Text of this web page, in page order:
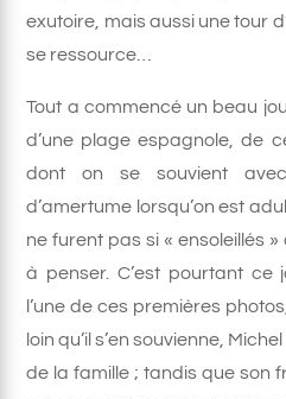
exutoire, mais aussi une tour
se ressource…
Tout a commencé un beau
d’une plage espagnole, de
dont on se souvient
d’amertume lorsqu’on est
ne furent pas si « ensoleillés
à penser. C’est pourtant ce
l’une de ces premières
loin qu’il s’en souvienne,
de la famille ; tandis que son